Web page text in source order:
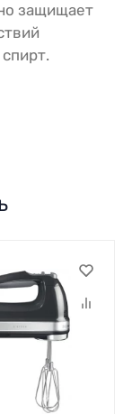
защищает